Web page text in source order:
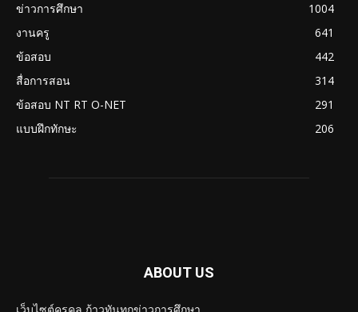
ข่าวการศึกษา
1004
งานครู
641
ข้อสอบ
442
สื่อการสอน
314
ข้อสอบ NT RT O-NET
291
แบบฝึกทักษะ
206
ABOUT US